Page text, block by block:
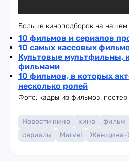
Больше киноподборок на нашем
10 фильмов и сериалов
10 самых кассовых
Культовые мультфильмы,
фильмами
10 фильмов, в которых
несколько ролей
Фото: кадры из фильмов,
Новости кино кино фильм
сериалы
Marvel Женщина-